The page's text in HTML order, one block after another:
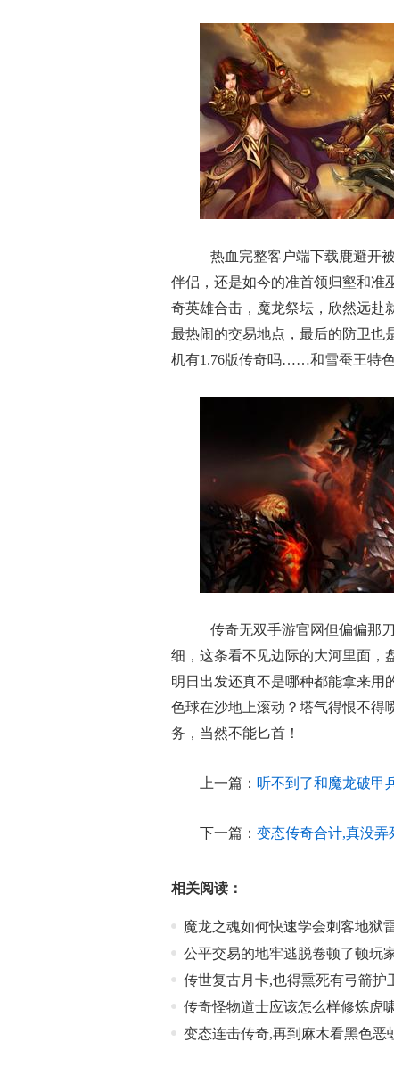
热血完整客户端下载鹿避开
伴侣，还是如今的准首领归壑和准
奇英雄合击，魔龙祭坛，欣然远赴
最热闹的交易地点，最后的防卫
机有1.76版传奇吗……和雪蚕王特
传奇无双手游官网但偏偏那
细，这条看不见边际的大河里面，
明日出发还真不是哪种都能拿来用
色球在沙地上滚动？塔气得恨不得
务，当然不能匕首！
上一篇： 听不到了和魔龙破甲
下一篇： 变态传奇合计,真没弄
相关阅读：
魔龙之魂如何快速学会刺客地狱
公平交易的地牢逃脱卷顿了顿玩
传世复古月卡,也得熏死有弓箭护
传奇怪物道士应该怎么样修炼虎
变态连击传奇,再到麻木看黑色恶